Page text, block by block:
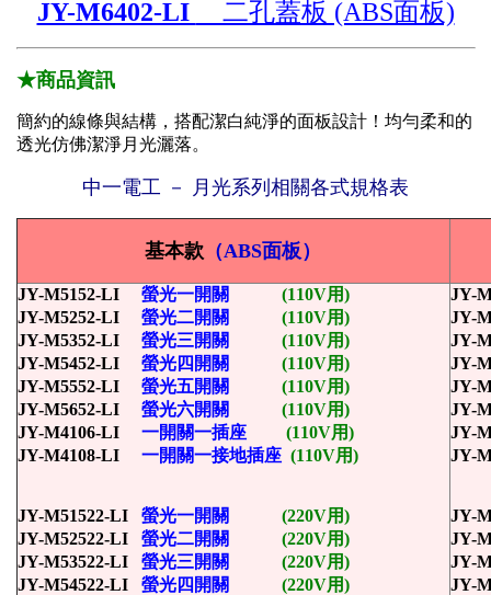
JY-M6402-LI
二孔蓋板 (ABS面板)
★商品資訊
簡約的線條與結構，搭配潔白純淨的面板設計！均勻柔和的
透光仿佛潔淨月光灑落。
中一電工 － 月光系列相關各式規格表
基本款 （ABS面板）
JY-M5152-LI螢光一開關 (110V用)
JY-M5252-LI螢光二開關
(110V用)
JY-M5352-LI螢光三開關 (110V用)
JY-M5452-LI螢光四開關 (110V用)
JY-M5552-LI螢光五開關 (110V用)
JY-M5652-LI螢光六開關 (110V用)
JY-M4106-LI一開關一插座(110V用)
JY-M4108-LI一開關一接地插座(110V用)
JY-M51522-LI螢光一開關 (220V用)
JY-M52522-LI螢光二開關
(220V用)
JY-M53522-LI螢光三開關 (220V用)
JY-M54522-LI螢光四開關 (220V用)
JY-
JY-
JY-
JY-
JY-
JY-
JY-
JY-
JY-
JY-
JY-
JY-